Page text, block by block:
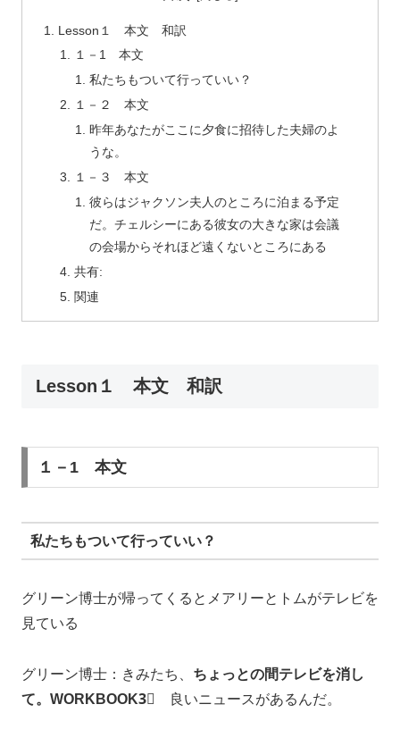
Lesson１ 本文 和訳
１－1 本文
私たちもついて行っていい？
１－２ 本文
昨年あなたがここに夕食に招待した夫婦のよ
うな。
１－３ 本文
彼らはジャクソン夫人のところに泊まる予定
だ。チェルシーにある彼女の大きな家は会議
の会場からそれほど遠くないところにある
共有:
関連
Lesson１ 本文 和訳
１－1 本文
私たちもついて行っていい？
グリーン博士が帰ってくるとメアリーとトムがテレビを
見ている
グリーン博士：きみたち、 ちょっとの間テレビを消し
て。WORKBOOK3⃣
良いニュースがあるんだ。